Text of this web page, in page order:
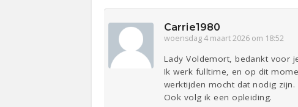
Carrie1980
woensdag 4 maart 2026 om 18:52
Lady Voldemort, bedankt voor
Ik werk fulltime, en op dit
werktijden mocht dat nodig zijn.
Ook volg ik een opleiding.